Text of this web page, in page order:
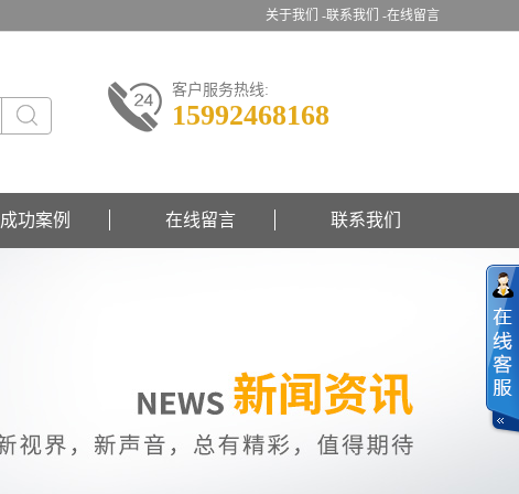
关于我们 -联系我们 -在线留言
客户服务热线:
15992468168
成功案例 在线留言 联系我们